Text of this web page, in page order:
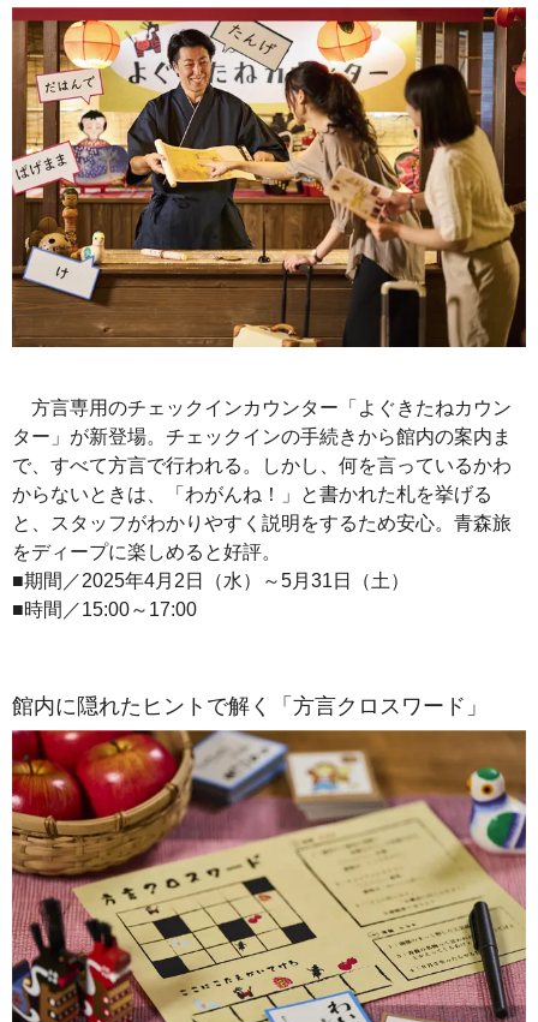
方言専用のチェックインカウンター「よぐきたねカウン
ター」が新登場。チェックインの手続きから館内の案内ま
で、すべて方言で行われる。しかし、何を言っているかわ
からないときは、「わがんね！」と書かれた札を挙げる
と、スタッフがわかりやすく説明をするため安心。青森旅
をディープに楽しめると好評。
■期間／2025年4月2日（水）～5月31日（土）
■時間／15:00～17:00
館内に隠れたヒントで解く「方言クロスワード」